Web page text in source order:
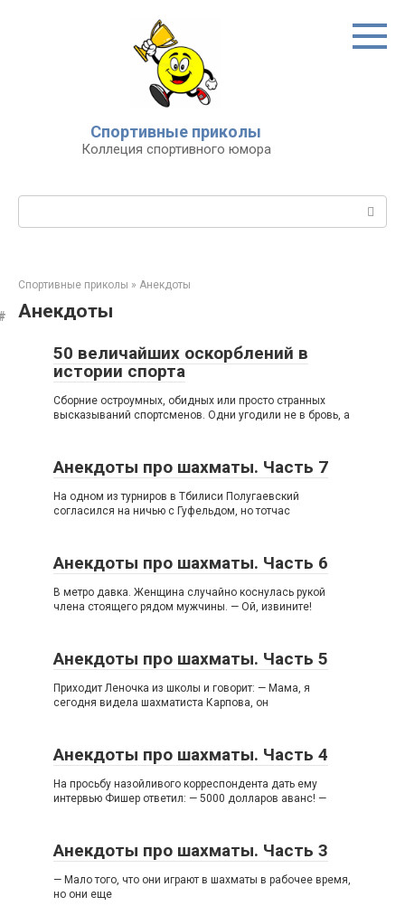
Спортивные приколы
Коллеция спортивного юмора
Спортивные приколы » Анекдоты
Анекдоты
50 величайших оскорблений в
истории спорта
Сборние остроумных, обидных или просто странных
высказываний спортсменов. Одни угодили не в бровь, а
Анекдоты про шахматы. Часть 7
На одном из турниров в Тбилиси Полугаевский
согласился на ничью с Гуфельдом, но тотчас
Анекдоты про шахматы. Часть 6
В метро давка. Женщина случайно коснулась рукой
члена стоящего рядом мужчины. — Ой, извините!
Анекдоты про шахматы. Часть 5
Приходит Леночка из школы и говорит: — Мама, я
сегодня видела шахматиста Карпова, он
Анекдоты про шахматы. Часть 4
На просьбу назойливого корреспондента дать ему
интервью Фишер ответил: — 5000 долларов аванс! —
Анекдоты про шахматы. Часть 3
— Мало того, что они играют в шахматы в рабочее время,
но они еще